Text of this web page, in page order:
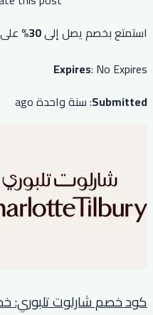
استمتع بخصم يصل إلى30%
Expires: No Expires
Submitted: سنة واحدة ago
كود خصم شارلوت تلبوري: خصم 20% على أحمر الشفاه